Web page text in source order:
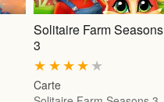
Solitaire Farm Seasons
3
★
★
★
★
★
Carte